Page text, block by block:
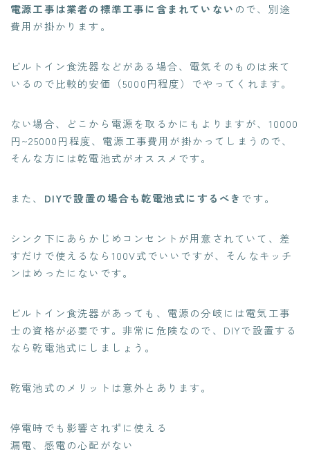
電源工事は業者の標準工事に含まれていない ので、別途
費用が掛かります。
ビルトイン食洗器などがある場合、電気そのものは来て
いるので比較的安価（5000円程度）でやってくれます。
ない場合、どこから電源を取るかにもよりますが、10000
円~25000円程度、電源工事費用が掛かってしまうので、
そんな方には乾電池式がオススメです。
また、 DIYで設置の場合も乾電池式にするべき です。
シンク下にあらかじめコンセントが用意されていて、差
すだけで使えるなら100V式でいいですが、そんなキッチ
ンはめったにないです。
ビルトイン食洗器があっても、電源の分岐には電気工事
士の資格が必要です。非常に危険なので、DIYで設置する
なら乾電池式にしましょう。
乾電池式のメリットは意外とあります。
停電時でも影響されずに使える
漏電、感電の心配がない